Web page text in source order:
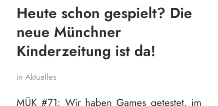
Heute schon gespielt? Die
neue Münchner
Kinderzeitung ist da!
in Aktuelles
MÜK #71: Wir haben Games getestet, im